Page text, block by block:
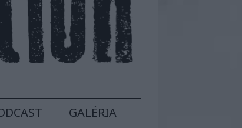
GALÉRIA